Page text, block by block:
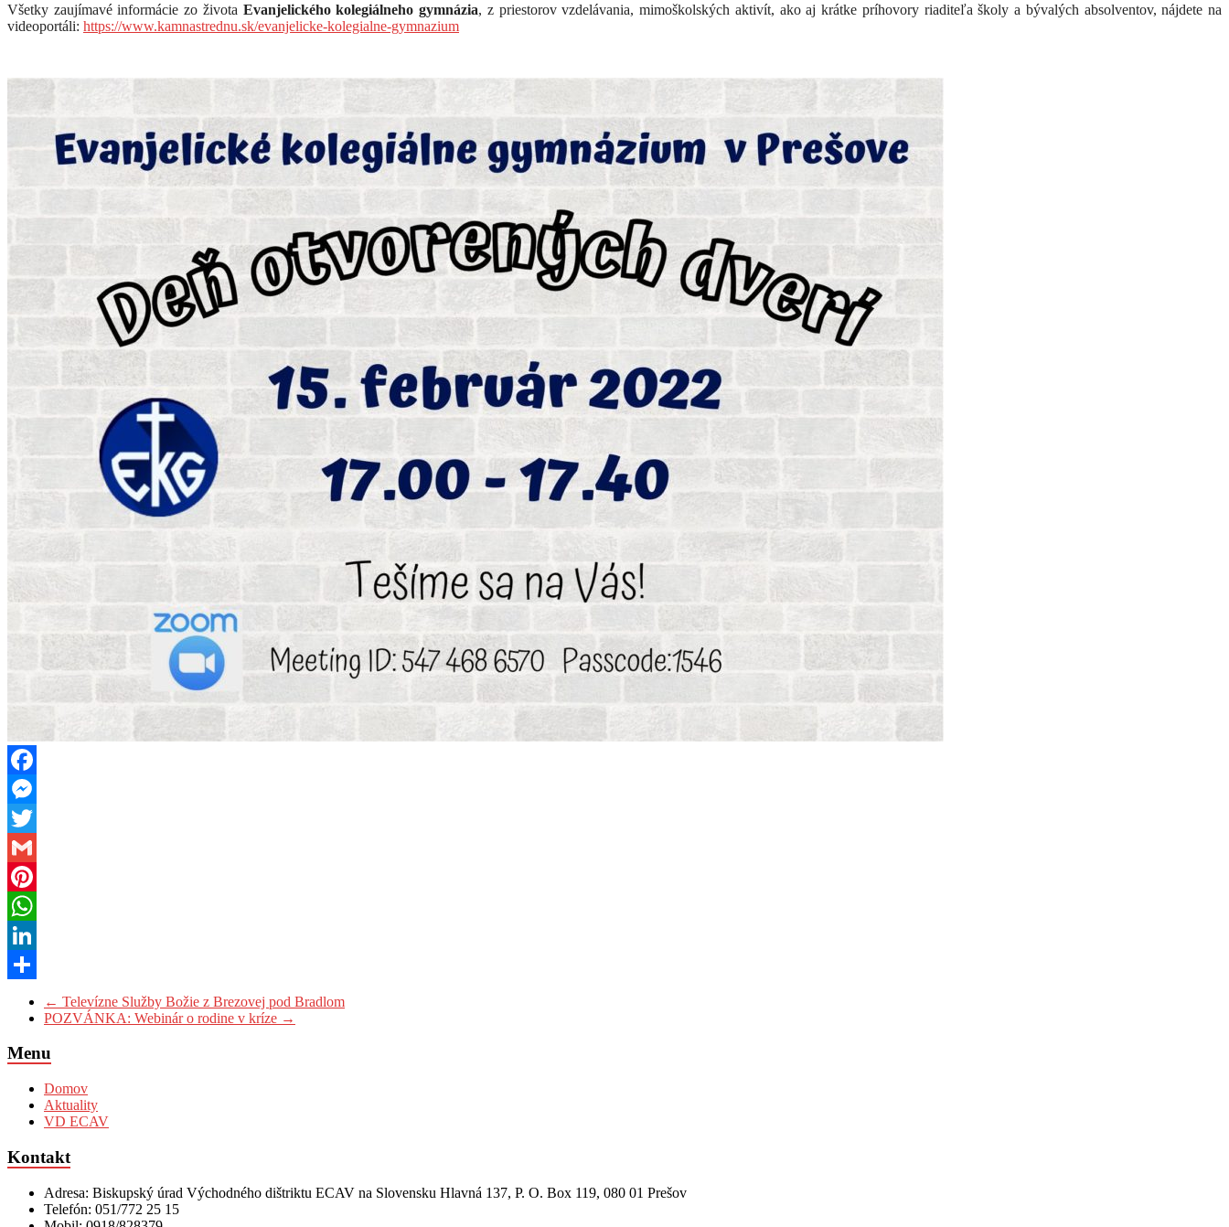
Všetky zaujímavé informácie zo života Evanjelického kolegiálneho gymnázia, z priestorov vzdelávania, mimoškolských aktivít, ako aj krátke príhovory riaditeľa školy a bývalých absolventov, nájdete na
videoportáli: https://www.kamnastrednu.sk/evanjelicke-kolegialne-gymnazium
Facebook
Messenger
Twitter
Gmail
Pinterest
WhatsApp
LinkedIn
← Televízne Služby Božie z Brezovej pod Bradlom
POZVÁNKA: Webinár o rodine v kríze →
Menu
Domov
Aktuality
VD ECAV
Kontakt
Adresa: Biskupský úrad Východného dištriktu ECAV na Slovensku Hlavná 137, P. O. Box 119, 080 01 Prešov
Telefón: 051/772 25 15